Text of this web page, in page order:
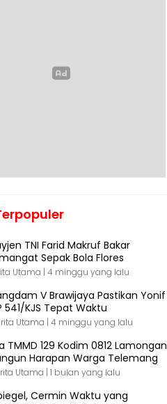
TNI Farid Makruf Bakar
Sepak Bola Flores
Utama | 4 minggu yang lalu
V Brawijaya Pastikan Yonif
541/KJS Tepat Waktu
Utama | 4 minggu yang lalu
TMMD 129 Kodim 0812 Lamongan
Harapan Warga Telemang
Utama | 1 bulan yang lalu
Cermin Waktu yang